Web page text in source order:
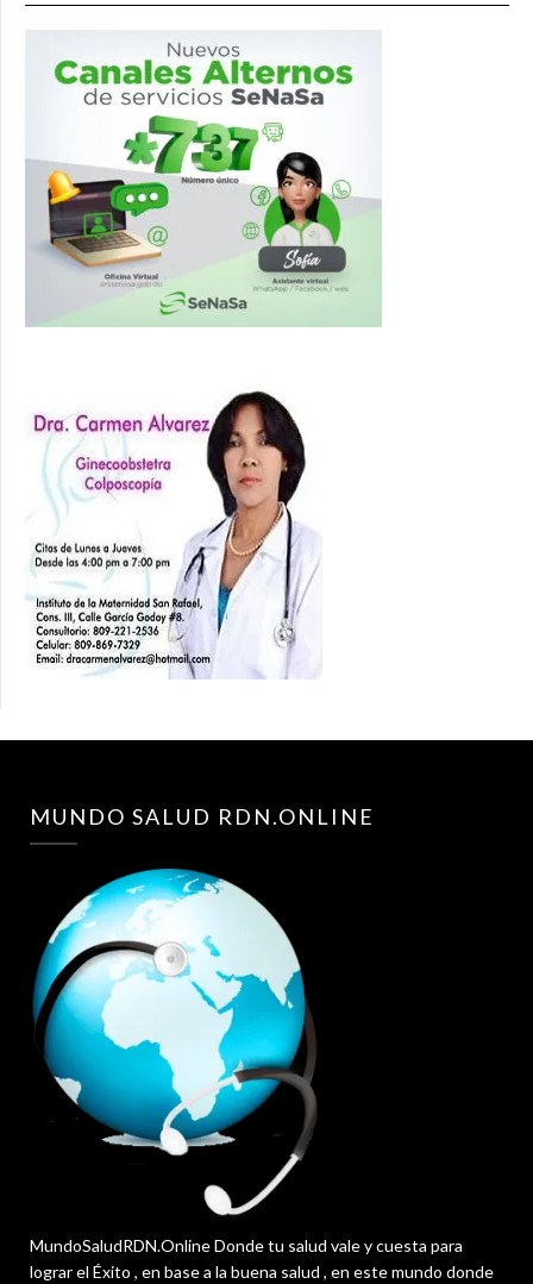
MUNDO SALUD RDN.ONLINE
MundoSaludRDN.Online Donde tu salud vale y cuesta para
lograr el Éxito , en base a la buena salud , en este mundo donde